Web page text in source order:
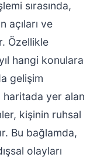
sırasında,
açıları ve
Özellikle
hangi konulara
gelişim
haritada yer alan
kişinin ruhsal
Bu bağlamda,
olayları